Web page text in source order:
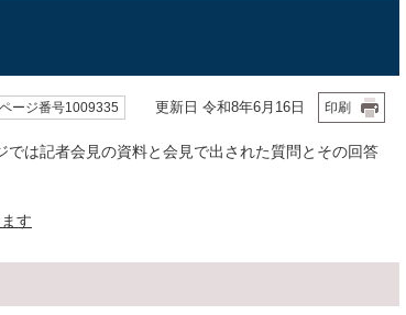
ページ番号1009335 更新日 令和8年6月16日 印刷
は記者会見の資料と会見で出された質問とその回答
す